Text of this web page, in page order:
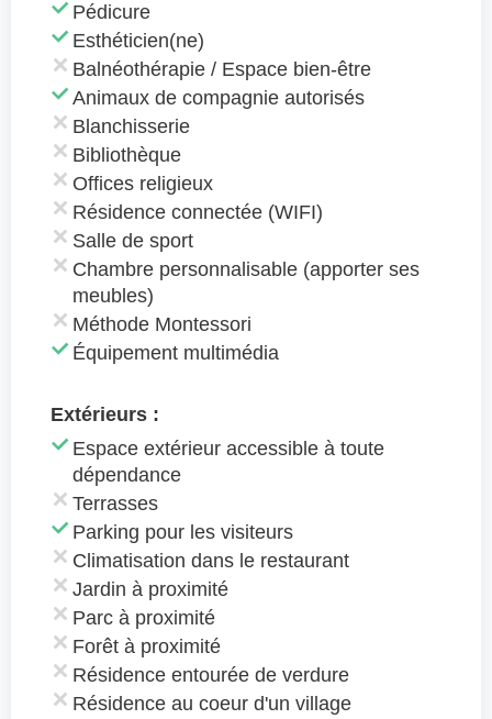
Pédicure
Esthéticien(ne)
Balnéothérapie / Espace bien-être
Animaux de compagnie autorisés
Blanchisserie
Bibliothèque
Offices religieux
Résidence connectée (WIFI)
Salle de sport
Chambre personnalisable (apporter ses
meubles)
Méthode Montessori
Équipement multimédia
Extérieurs :
Espace extérieur accessible à toute
dépendance
Terrasses
Parking pour les visiteurs
Climatisation dans le restaurant
Jardin à proximité
Parc à proximité
Forêt à proximité
Résidence entourée de verdure
Résidence au coeur d'un village